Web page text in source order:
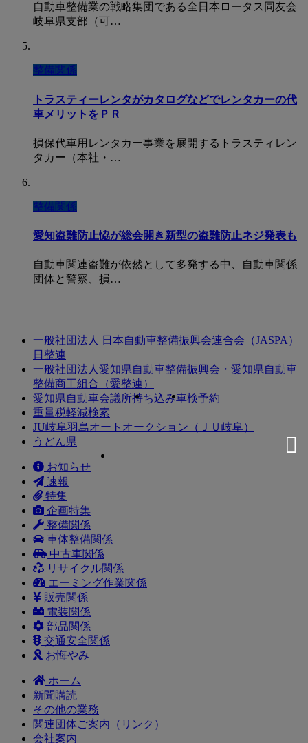
自動車整備業の戦略集団である全日本ロータス同友会
岐阜県支部（可…
整備関係
トラスティーレンタがカタログなどでレンタカーの代
車メリットをＰＲ
損保代車用レンタカー事業を展開するトラスティレン
タカー（本社・…
整備関係
愛知盗難防止恊が総会開き新型の盗難防止ネジ発表も
自動車関連盗難が依然として多発する中、自動車関係
団体と警察、損…
一般社団法人 日本自動車整備振興会連合会（JASPA）
日整連
一般社団法人愛知県自動車整備振興会・愛知県自動車
整備商工組合（愛整連）
愛知県自動車会議所持ち込み車検予約
重量税軽減検索
JU岐阜羽島オートオークション（ＪＵ岐阜）
うどん県
お知らせ
速報
特集
企画特集
整備関係
車体整備関係
中古車関係
リサイクル関係
エーミング作業関係
販売関係
電装関係
部品関係
交通安全関係
お悔やみ
ホーム
新聞購読
その他の業務
関連団体ご案内（リンク）
会社案内